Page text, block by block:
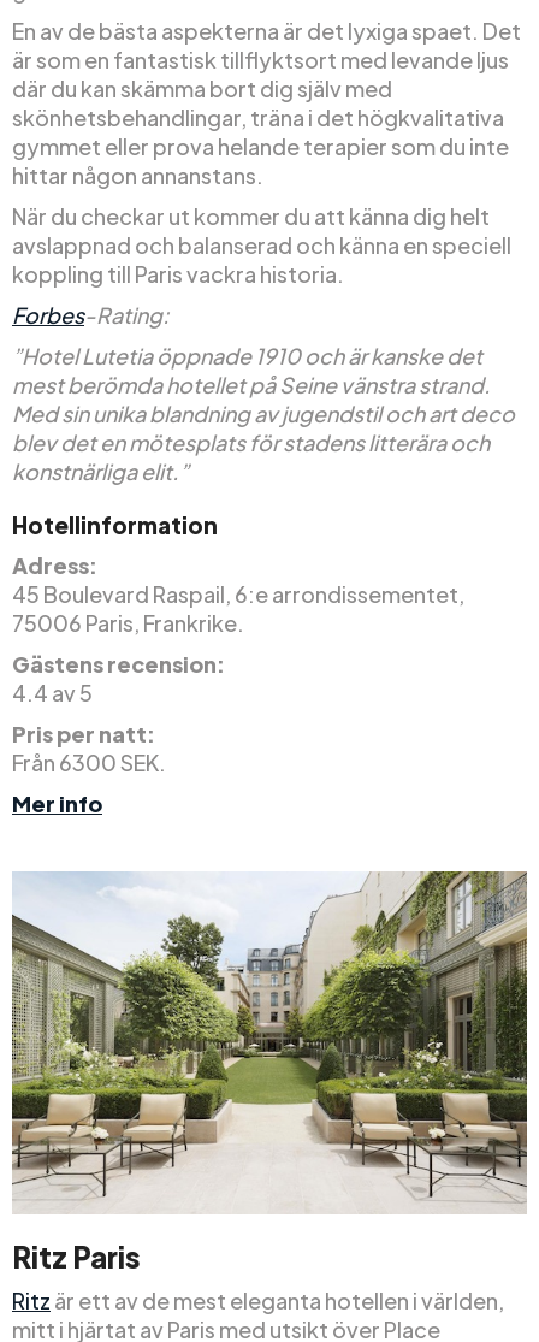
En av de bästa aspekterna är det lyxiga spaet. Det
är som en fantastisk tillflyktsort med levande ljus
där du kan skämma bort dig själv med
skönhetsbehandlingar, träna i det högkvalitativa
gymmet eller prova helande terapier som du inte
hittar någon annanstans.
När du checkar ut kommer du att känna dig helt
avslappnad och balanserad och känna en speciell
koppling till Paris vackra historia.
Forbes-Rating:
”Hotel Lutetia öppnade 1910 och är kanske det
mest berömda hotellet på Seine vänstra strand.
Med sin unika blandning av jugendstil och art deco
blev det en mötesplats för stadens litterära och
konstnärliga elit.”
Hotellinformation
Adress:
45 Boulevard Raspail, 6:e arrondissementet,
75006 Paris, Frankrike.
Gästens recension:
4.4 av 5
Pris per natt:
Från 6300 SEK.
Mer info
Ritz Paris
Ritz är ett av de mest eleganta hotellen i världen,
mitt i hjärtat av Paris med utsikt över Place